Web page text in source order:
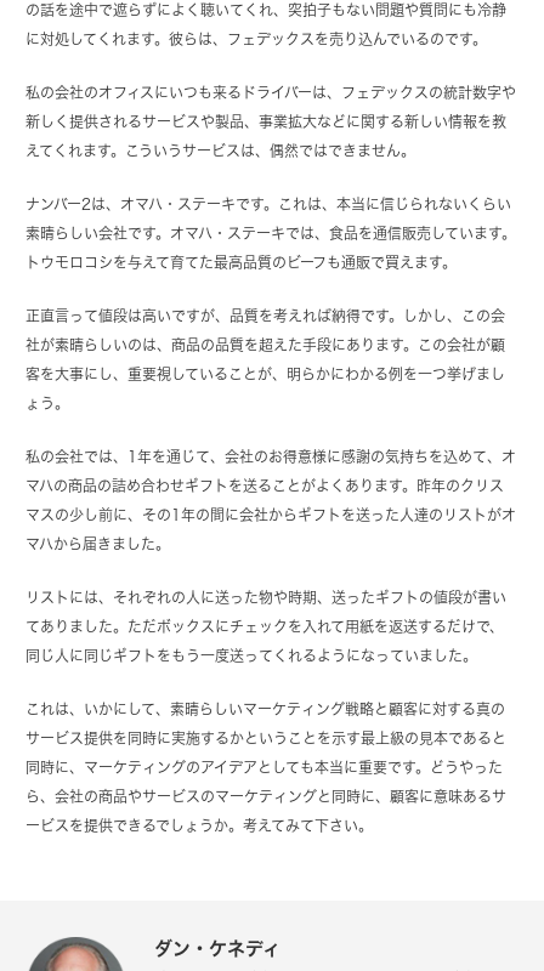
の話を途中で遮らずによく聴いてくれ、突拍子もない問題や質問にも冷静
に対処してくれます。彼らは、フェデックスを売り込んでいるのです。
私の会社のオフィスにいつも来るドライバーは、フェデックスの統計数字や
新しく提供されるサービスや製品、事業拡大などに関する新しい情報を教
えてくれます。こういうサービスは、偶然ではできません。
ナンバー2は、オマハ・ステーキです。これは、本当に信じられないくらい
素晴らしい会社です。オマハ・ステーキでは、食品を通信販売しています。
トウモロコシを与えて育てた最高品質のビーフも通販で買えます。
正直言って値段は高いですが、品質を考えれば納得です。しかし、この会
社が素晴らしいのは、商品の品質を超えた手段にあります。この会社が顧
客を大事にし、重要視していることが、明らかにわかる例を一つ挙げまし
ょう。
私の会社では、1年を通じて、会社のお得意様に感謝の気持ちを込めて、オ
マハの商品の詰め合わせギフトを送ることがよくあります。昨年のクリス
マスの少し前に、その1年の間に会社からギフトを送った人達のリストがオ
マハから届きました。
リストには、それぞれの人に送った物や時期、送ったギフトの値段が書い
てありました。ただボックスにチェックを入れて用紙を返送するだけで、
同じ人に同じギフトをもう一度送ってくれるようになっていました。
これは、いかにして、素晴らしいマーケティング戦略と顧客に対する真の
サービス提供を同時に実施するかということを示す最上級の見本であると
同時に、マーケティングのアイデアとしても本当に重要です。どうやった
ら、会社の商品やサービスのマーケティングと同時に、顧客に意味あるサ
ービスを提供できるでしょうか。考えてみて下さい。
ダン・ケネディ